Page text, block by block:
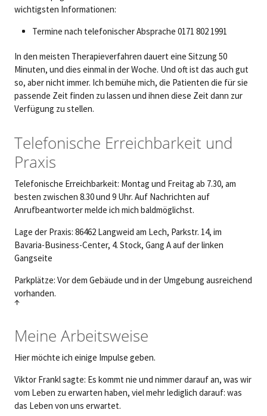
wichtigsten Informationen:
Termine nach telefonischer Absprache 0171 802 1991
In den meisten Therapieverfahren dauert eine Sitzung 50
Minuten, und dies einmal in der Woche. Und oft ist das auch gut
so, aber nicht immer. Ich bemühe mich, die Patienten die für sie
passende Zeit finden zu lassen und ihnen diese Zeit dann zur
Verfügung zu stellen.
Telefonische Erreichbarkeit und
Praxis
Telefonische Erreichbarkeit: Montag und Freitag ab 7.30, am
besten zwischen 8.30 und 9 Uhr. Auf Nachrichten auf
Anrufbeantworter melde ich mich baldmöglichst.
Lage der Praxis: 86462 Langweid am Lech, Parkstr. 14, im
Bavaria-Business-Center, 4. Stock, Gang A auf der linken
Gangseite
Parkplätze: Vor dem Gebäude und in der Umgebung ausreichend
vorhanden.
↑
Meine Arbeitsweise
Hier möchte ich einige Impulse geben.
Viktor Frankl sagte: Es kommt nie und nimmer darauf an, was wir
vom Leben zu erwarten haben, viel mehr lediglich darauf: was
das Leben von uns erwartet.